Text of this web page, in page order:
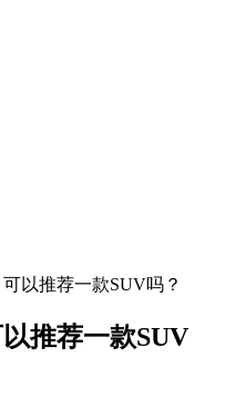
以推荐一款SUV吗？
推荐一款SUV